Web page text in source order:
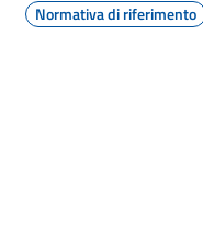
Normativa di riferimento